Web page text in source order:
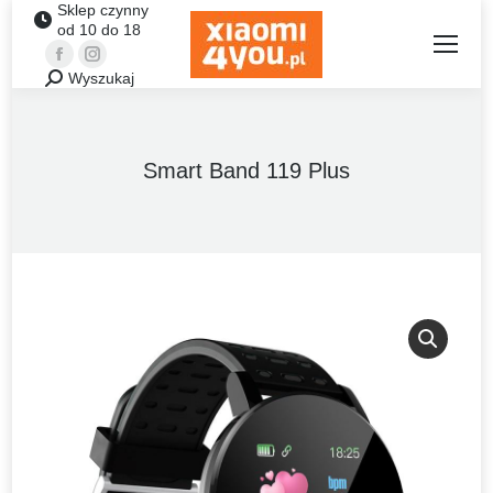
Sklep czynny
od 10 do 18
FacebookInstagram
Szukaj:Wyszukaj
Smart Band 119 Plus